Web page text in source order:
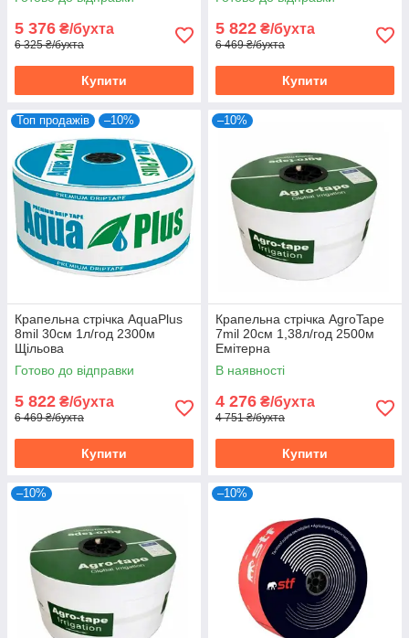
5 376 ₴/бухта
6 325 ₴/бухта
Купити
5 822 ₴/бухта
6 469 ₴/бухта
Купити
Топ продажів –10%
Крапельна стрічка AquaPlus
8mil 30см 1л/год 2300м
Щільова
Готово до відправки
5 822 ₴/бухта
6 469 ₴/бухта
Купити
–10%
Крапельна стрічка AgroTape
7mil 20см 1,38л/год 2500м
Емітерна
В наявності
4 276 ₴/бухта
4 751 ₴/бухта
Купити
–10% –10%